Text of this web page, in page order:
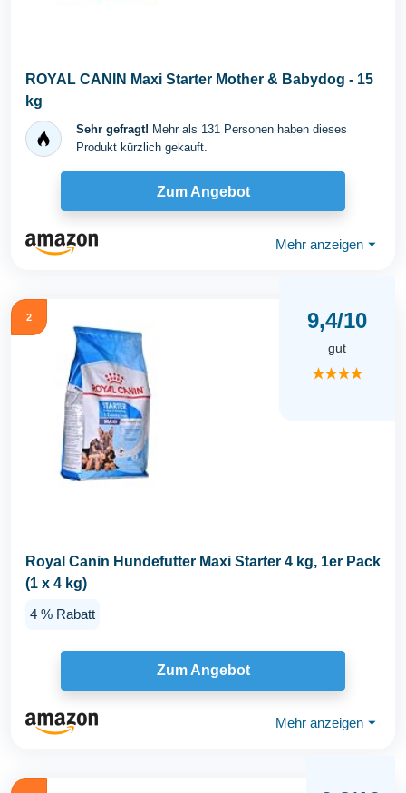
ROYAL CANIN Maxi Starter Mother & Babydog - 15
kg
Sehr gefragt! Mehr als 131 Personen haben dieses
Produkt kürzlich gekauft.
Zum Angebot
Mehr anzeigen ⏷
2 9,4/10
gut
★★★★
Royal Canin Hundefutter Maxi Starter 4 kg, 1er Pack
(1 x 4 kg)
4 % Rabatt
Zum Angebot
Mehr anzeigen ⏷